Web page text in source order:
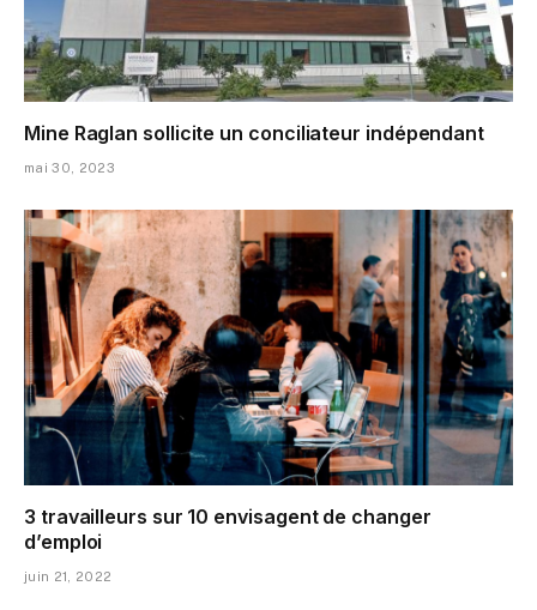
Mine Raglan sollicite un conciliateur indépendant
mai 30, 2023
3 travailleurs sur 10 envisagent de changer
d’emploi
juin 21, 2022